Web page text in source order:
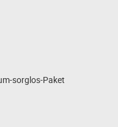
sorglos-Paket